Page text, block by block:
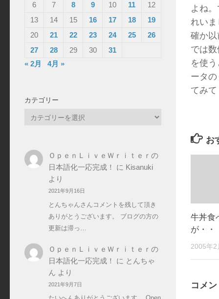
よね
れい
確か
では
を使
ータ
てみて
お
牛丼食
が・・
2005年2
コメ
6
7 8 9 10 11
12
13
14 15 16 17 18
19
20
21 22 23 24 25
26
27
28 29 30
31
« 2月
4月 »
カテゴリー
リ
ー
ＯｐｅｎＬｉｖｅＷｒｉｔｅｒの
日本語化一応完成！
に Kisanuki
より
2021年9月16日
とんちゃんさんコメントを残して頂き
ありがとうございます。 ブログの方の
更新は滞っ…
ＯｐｅｎＬｉｖｅＷｒｉｔｅｒの
日本語化一応完成！
に とんちゃ
ん より
2021年9月7日